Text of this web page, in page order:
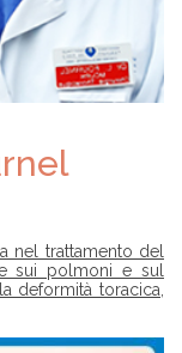
nel trattamento del
sui polmoni e sul
deformità toracica,